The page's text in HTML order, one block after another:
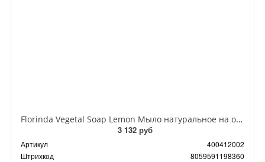
Florinda Vegetal Soap Lemon Мыло натуральное на основе растительных масел Лимон 300 гр
3 132 руб
Артикул
400412002
Штрихкод
8059591198360